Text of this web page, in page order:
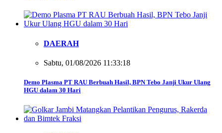
DAERAH
Sabtu, 01/08/2026 11:33:18
Demo Plasma PT RAU Berbuah Hasil, BPN Tebo Janji Ukur Ulang
HGU dalam 30 Hari